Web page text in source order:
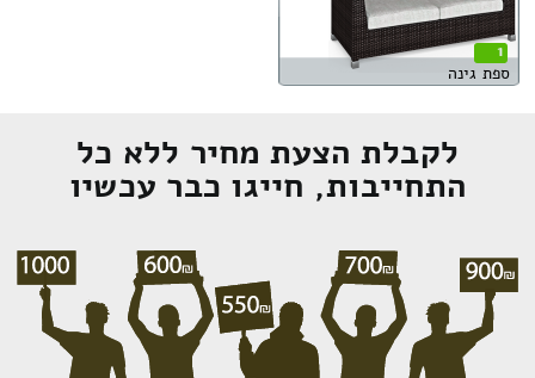
1
ספת גינה
לקבלת הצעת מחיר ללא כל
התחייבות, חייגו כבר עכשיו